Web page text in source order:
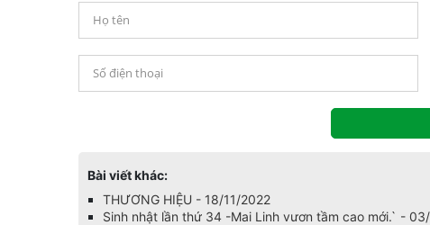
Bài viết khác:
THƯƠNG HIỆU - 18/11/2022
Sinh nhật lần thứ 34 -Mai Linh vươn tầm cao mới.` -